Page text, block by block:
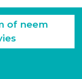
of neem